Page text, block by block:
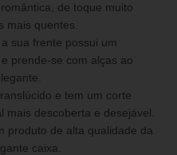
de toque muito
mais quentes.
sua frente possui um
prende-se com alças ao
e tem um corte
descoberta e desejável.
produto de alta qualidade da
caixa.